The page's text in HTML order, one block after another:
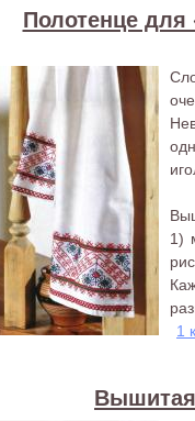
Полотенце для
1)
1